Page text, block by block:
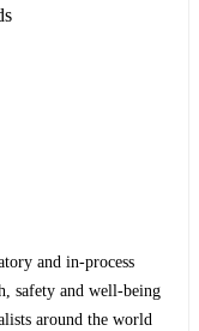
and in-process
safety and well-being
around the world